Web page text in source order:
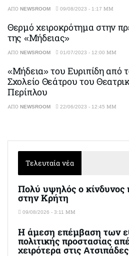
ΑΠΌ NEWSROOM 09/08/2023 - 1:17 ΜΜ
Θερμό χειροκρότημα στην
της «Μήδειας»
ΑΠΌ NEWSROOM 01/07/2023 - 12:00 ΜΜ
«Μήδεια» του Ευριπίδη από
Σχολείο Θεάτρου του
Περίπλου
ΑΠΌ NEWSROOM 22/06/2023 - 12:45 ΜΜ
Τελευταία νέα
Πολύ υψηλός ο κίνδυνος
στην Κρήτη
09/08/2026 - 3:11 ΜΜ
Η άμεση επέμβαση των
πολιτικής προστασίας
χειρότερα στις Aτσιπάδες